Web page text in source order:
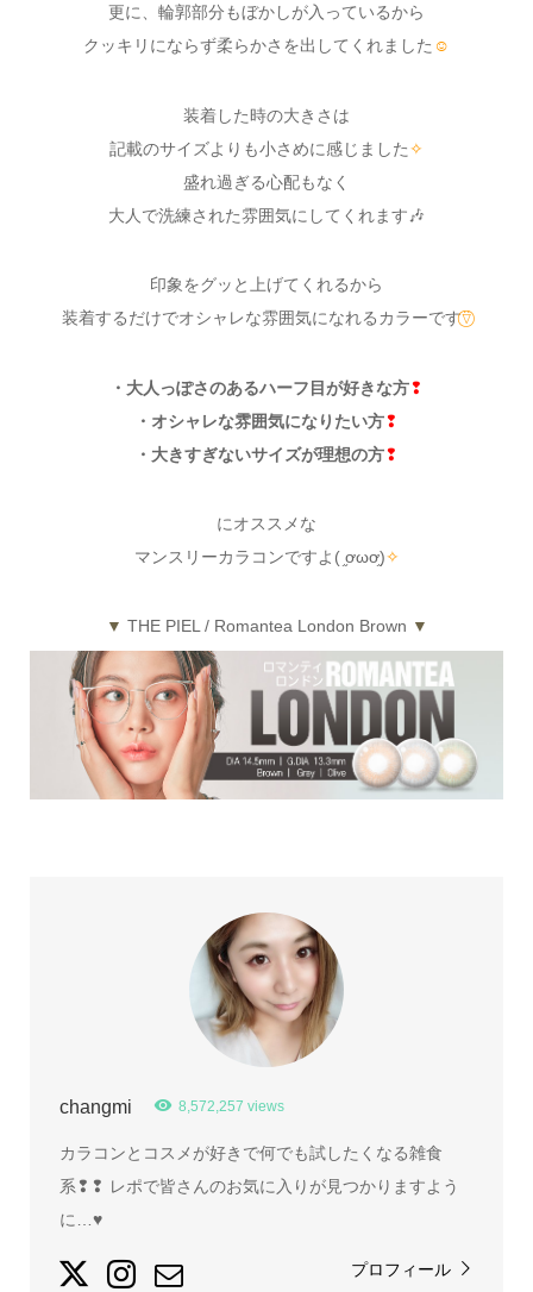
更に、輪郭部分もぼかしが入っているから
クッキリにならず柔らかさを出してくれました ☺
装着した時の大きさは
記載のサイズよりも小さめに感じました✧
盛れ過ぎる心配もなく
大人で洗練された雰囲気にしてくれます🎶
印象をグッと上げてくれるから
装着するだけでオシャレな雰囲気になれるカラーです⍢⃝
・大人っぽさのあるハーフ目が好きな方❢
・オシャレな雰囲気になりたい方❢
・大きすぎないサイズが理想の方❢
にオススメな
マンスリーカラコンですよ( ֦ơωơ֦)✧
▼ THE PIEL / Romantea London Brown ▼
changmi 8,572,257 views
カラコンとコスメが好きで何でも試したくなる雑食
系❢❢ レポで皆さんのお気に入りが見つかりますよう
に…♥
プロフィール